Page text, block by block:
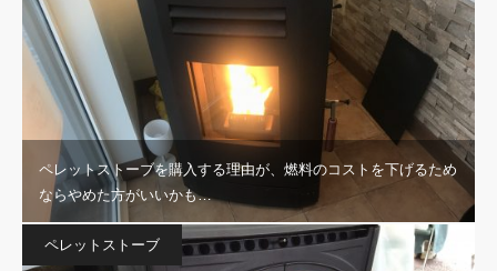
ペレットストーブを購入する理由が、燃料のコストを下げるため
ならやめた方がいいかも…
ペレットストーブ